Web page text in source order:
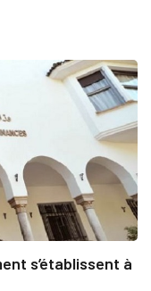
s’établissent à